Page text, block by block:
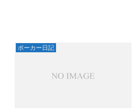
ポーカー日記